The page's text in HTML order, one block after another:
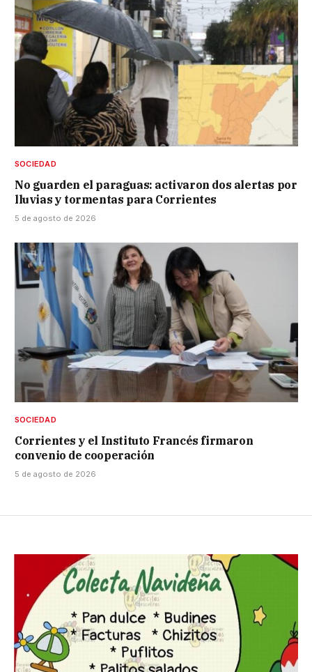
SOCIEDAD
No guarden el paraguas: activaron dos alertas por
lluvias y tormentas para Corrientes
5 de agosto de 2026
SOCIEDAD
Corrientes y el Instituto Francés firmaron
convenio de cooperación
5 de agosto de 2026